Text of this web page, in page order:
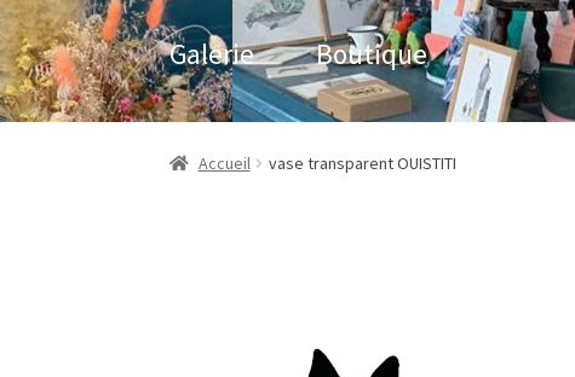
Galerie Boutique
Accueil vase transparent OUISTITI